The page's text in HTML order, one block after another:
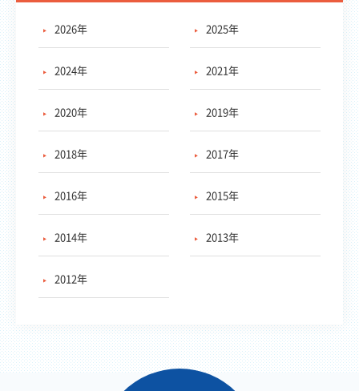
2026年 2025年
2024年 2021年
2020年 2019年
2018年 2017年
2016年 2015年
2014年 2013年
2012年